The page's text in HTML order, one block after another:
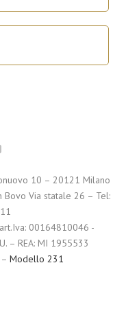
10 – 20121 Milano
Bovo Via statale 26 – Tel:
00164810046 -
– REA: MI 1955533
– Modello 231